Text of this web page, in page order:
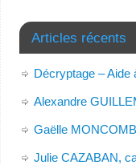
Articles récents
Décryptage – Aide
Alexandre
Gaëlle
Julie CAZABAN,